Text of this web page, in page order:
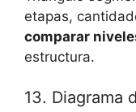
etapas,
comparar
estructura.
13. Diagrama